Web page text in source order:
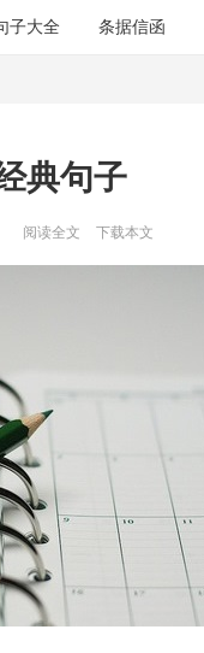
子大全 条据信函
典句子
阅读全文 下载本文